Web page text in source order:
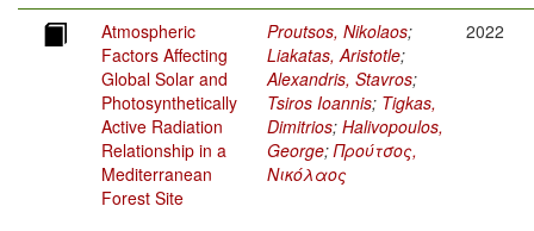
Atmospheric
Factors Affecting
Global Solar and
Photosynthetically
Active Radiation
Relationship in a
Mediterranean
Forest Site
Proutsos, Nikolaos;
Liakatas, Aristotle;
Alexandris, Stavros;
Tsiros Ioannis; Tigkas,
Dimitrios; Halivopoulos,
George; Προύτσος,
Νικόλαος
2022